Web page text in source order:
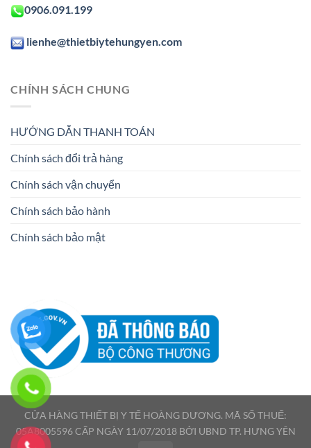
0906.091.199
lienhe@thietbiytehungyen.com
CHÍNH SÁCH CHUNG
HƯỚNG DẪN THANH TOÁN
Chính sách đổi trả hàng
Chính sách vận chuyển
Chính sách bảo hành
Chính sách bảo mật
CỬA HÀNG THIẾT BỊ Y TẾ HOÀNG DƯƠNG. MÃ SỐ THUẾ:
05A8005596 CẤP NGÀY 11/07/2018 BỞI UBND TP. HƯNG YÊN